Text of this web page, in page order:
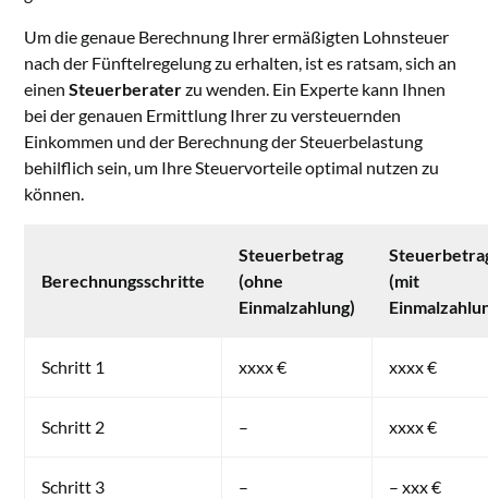
Um die genaue Berechnung Ihrer ermäßigten Lohnsteuer
nach der Fünftelregelung zu erhalten, ist es ratsam, sich an
einenSteuerberaterzu wenden. Ein Experte kann Ihnen
bei der genauen Ermittlung Ihrer zu versteuernden
Einkommen und der Berechnung der Steuerbelastung
behilflich sein, um Ihre Steuervorteile optimal nutzen zu
können.
Berechnungsschritte
Steuerbetrag
(ohne
Einmalzahlung)
(mit
Schritt 1 xxxx € xxxx €
Schritt 2 – xxxx €
Schritt 3 – – xxx €